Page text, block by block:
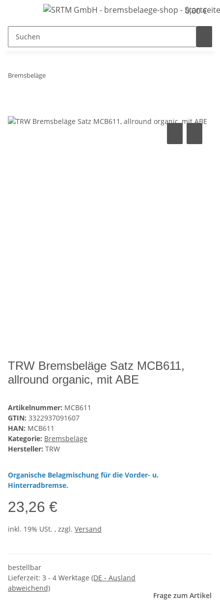
0,00 €
Bremsbeläge
TRW Bremsbeläge Satz MCB611,
allround organic, mit ABE
Artikelnummer: MCB611
GTIN: 3322937091607
HAN: MCB611
Kategorie: Bremsbeläge
Hersteller: TRW
Organische Belagmischung für die Vorder- u.
Hinterradbremse.
23,26 €
inkl. 19% USt. , zzgl. Versand
bestellbar
Lieferzeit: 3 - 4 Werktage (DE - Ausland
abweichend)
Frage zum Artikel